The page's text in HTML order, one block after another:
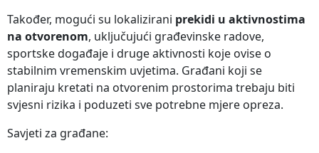
Također, mogući su lokalizirani prekidi u aktivnostima
na otvorenom, uključujući građevinske radove,
sportske događaje i druge aktivnosti koje ovise o
stabilnim vremenskim uvjetima. Građani koji se
planiraju kretati na otvorenim prostorima trebaju biti
svjesni rizika i poduzeti sve potrebne mjere opreza.
Savjeti za građane: